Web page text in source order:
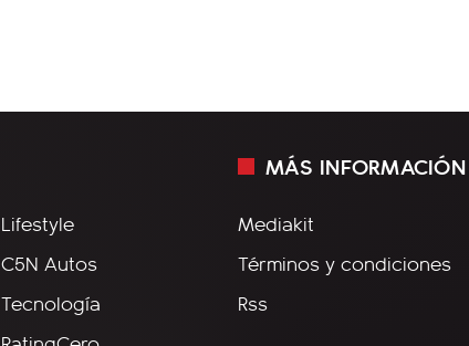
Lifestyle
C5N Autos
Tecnología
MÁS INFORMACIÓN
Mediakit
Términos y condiciones
Rss